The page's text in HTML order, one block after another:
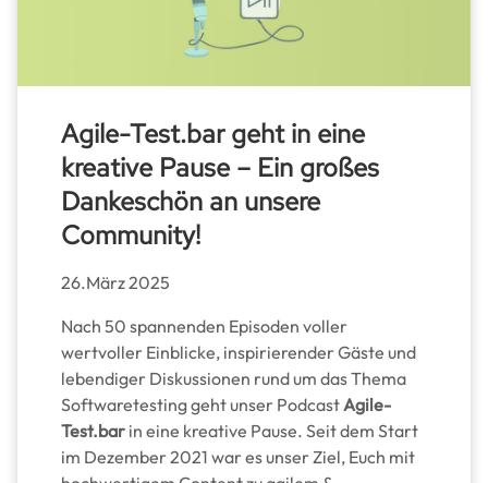
Agile-Test.bar geht in eine
kreative Pause – Ein großes
Dankeschön an unsere
Community!
26.März 2025
Nach 50 spannenden Episoden voller
wertvoller Einblicke, inspirierender Gäste und
lebendiger Diskussionen rund um das Thema
Softwaretesting geht unser Podcast Agile-
Test.bar in eine kreative Pause. Seit dem Start
im Dezember 2021 war es unser Ziel, Euch mit